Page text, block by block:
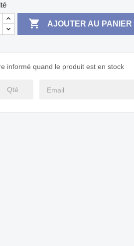
 AJOUTER AU PANIER
informé quand le produit est en stock